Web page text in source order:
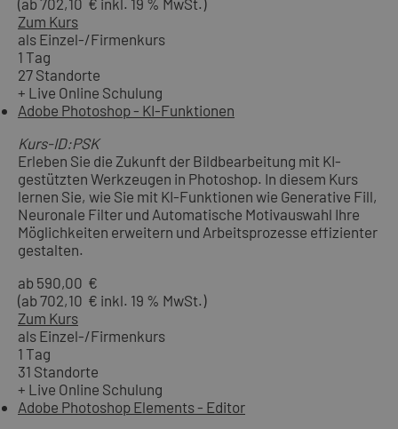
Zum Kurs
als Einzel-/Firmenkurs
1 Tag
27 Standorte
+ Live Online Schulung
Adobe Photoshop - KI-Funktionen
Kurs-ID:PSK
Erleben Sie die Zukunft der Bildbearbeitung mit KI-
gestützten Werkzeugen in Photoshop. In diesem Kurs
lernen Sie, wie Sie mit KI-Funktionen wie Generative Fill,
Neuronale Filter und Automatische Motivauswahl Ihre
Möglichkeiten erweitern und Arbeitsprozesse effizienter
gestalten.
ab 590,00 €
(ab 702,10 € inkl. 19 % MwSt.)
Zum Kurs
als Einzel-/Firmenkurs
1 Tag
31 Standorte
+ Live Online Schulung
Adobe Photoshop Elements - Editor